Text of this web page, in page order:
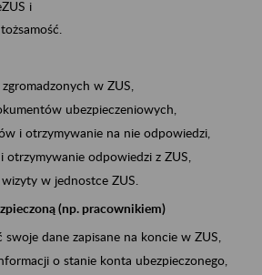
i
w ZUS,
ubezpieczeniowych,
i otrzymywanie na nie odpowiedzi,
otrzymywanie odpowiedzi z ZUS,
w jednostce ZUS.
(np. pracownikiem)
swoje dane zapisane na koncie w ZUS,
o stanie konta ubezpieczonego,